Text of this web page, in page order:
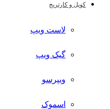
کویل و کارتریج
لاست ویپ
گیک ویپ
ویپرسو
اسموک